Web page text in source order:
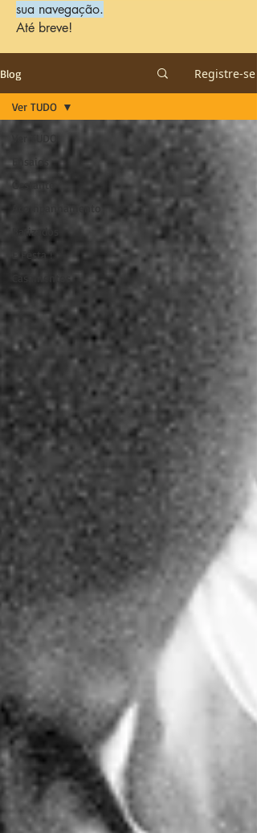
sua navegação.
Até breve!
Blog Registre-se
Ensaios
Gestante
Acompanhamento
Batizados
É Festa !
Ver TUDO